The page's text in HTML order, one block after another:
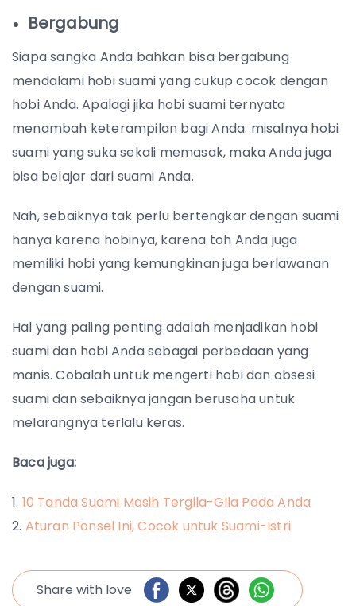
Bergabung
Siapa sangka Anda bahkan bisa bergabung
mendalami hobi suami yang cukup cocok dengan
hobi Anda. Apalagi jika hobi suami ternyata
menambah keterampilan bagi Anda. misalnya hobi
suami yang suka sekali memasak, maka Anda juga
bisa belajar dari suami Anda.
Nah, sebaiknya tak perlu bertengkar dengan suami
hanya karena hobinya, karena toh Anda juga
memiliki hobi yang kemungkinan juga berlawanan
dengan suami.
Hal yang paling penting adalah menjadikan hobi
suami dan hobi Anda sebagai perbedaan yang
manis. Cobalah untuk mengerti hobi dan obsesi
suami dan sebaiknya jangan berusaha untuk
melarangnya terlalu keras.
Baca juga:
10 Tanda Suami Masih Tergila-Gila Pada Anda
Aturan Ponsel Ini, Cocok untuk Suami-Istri
Share with love